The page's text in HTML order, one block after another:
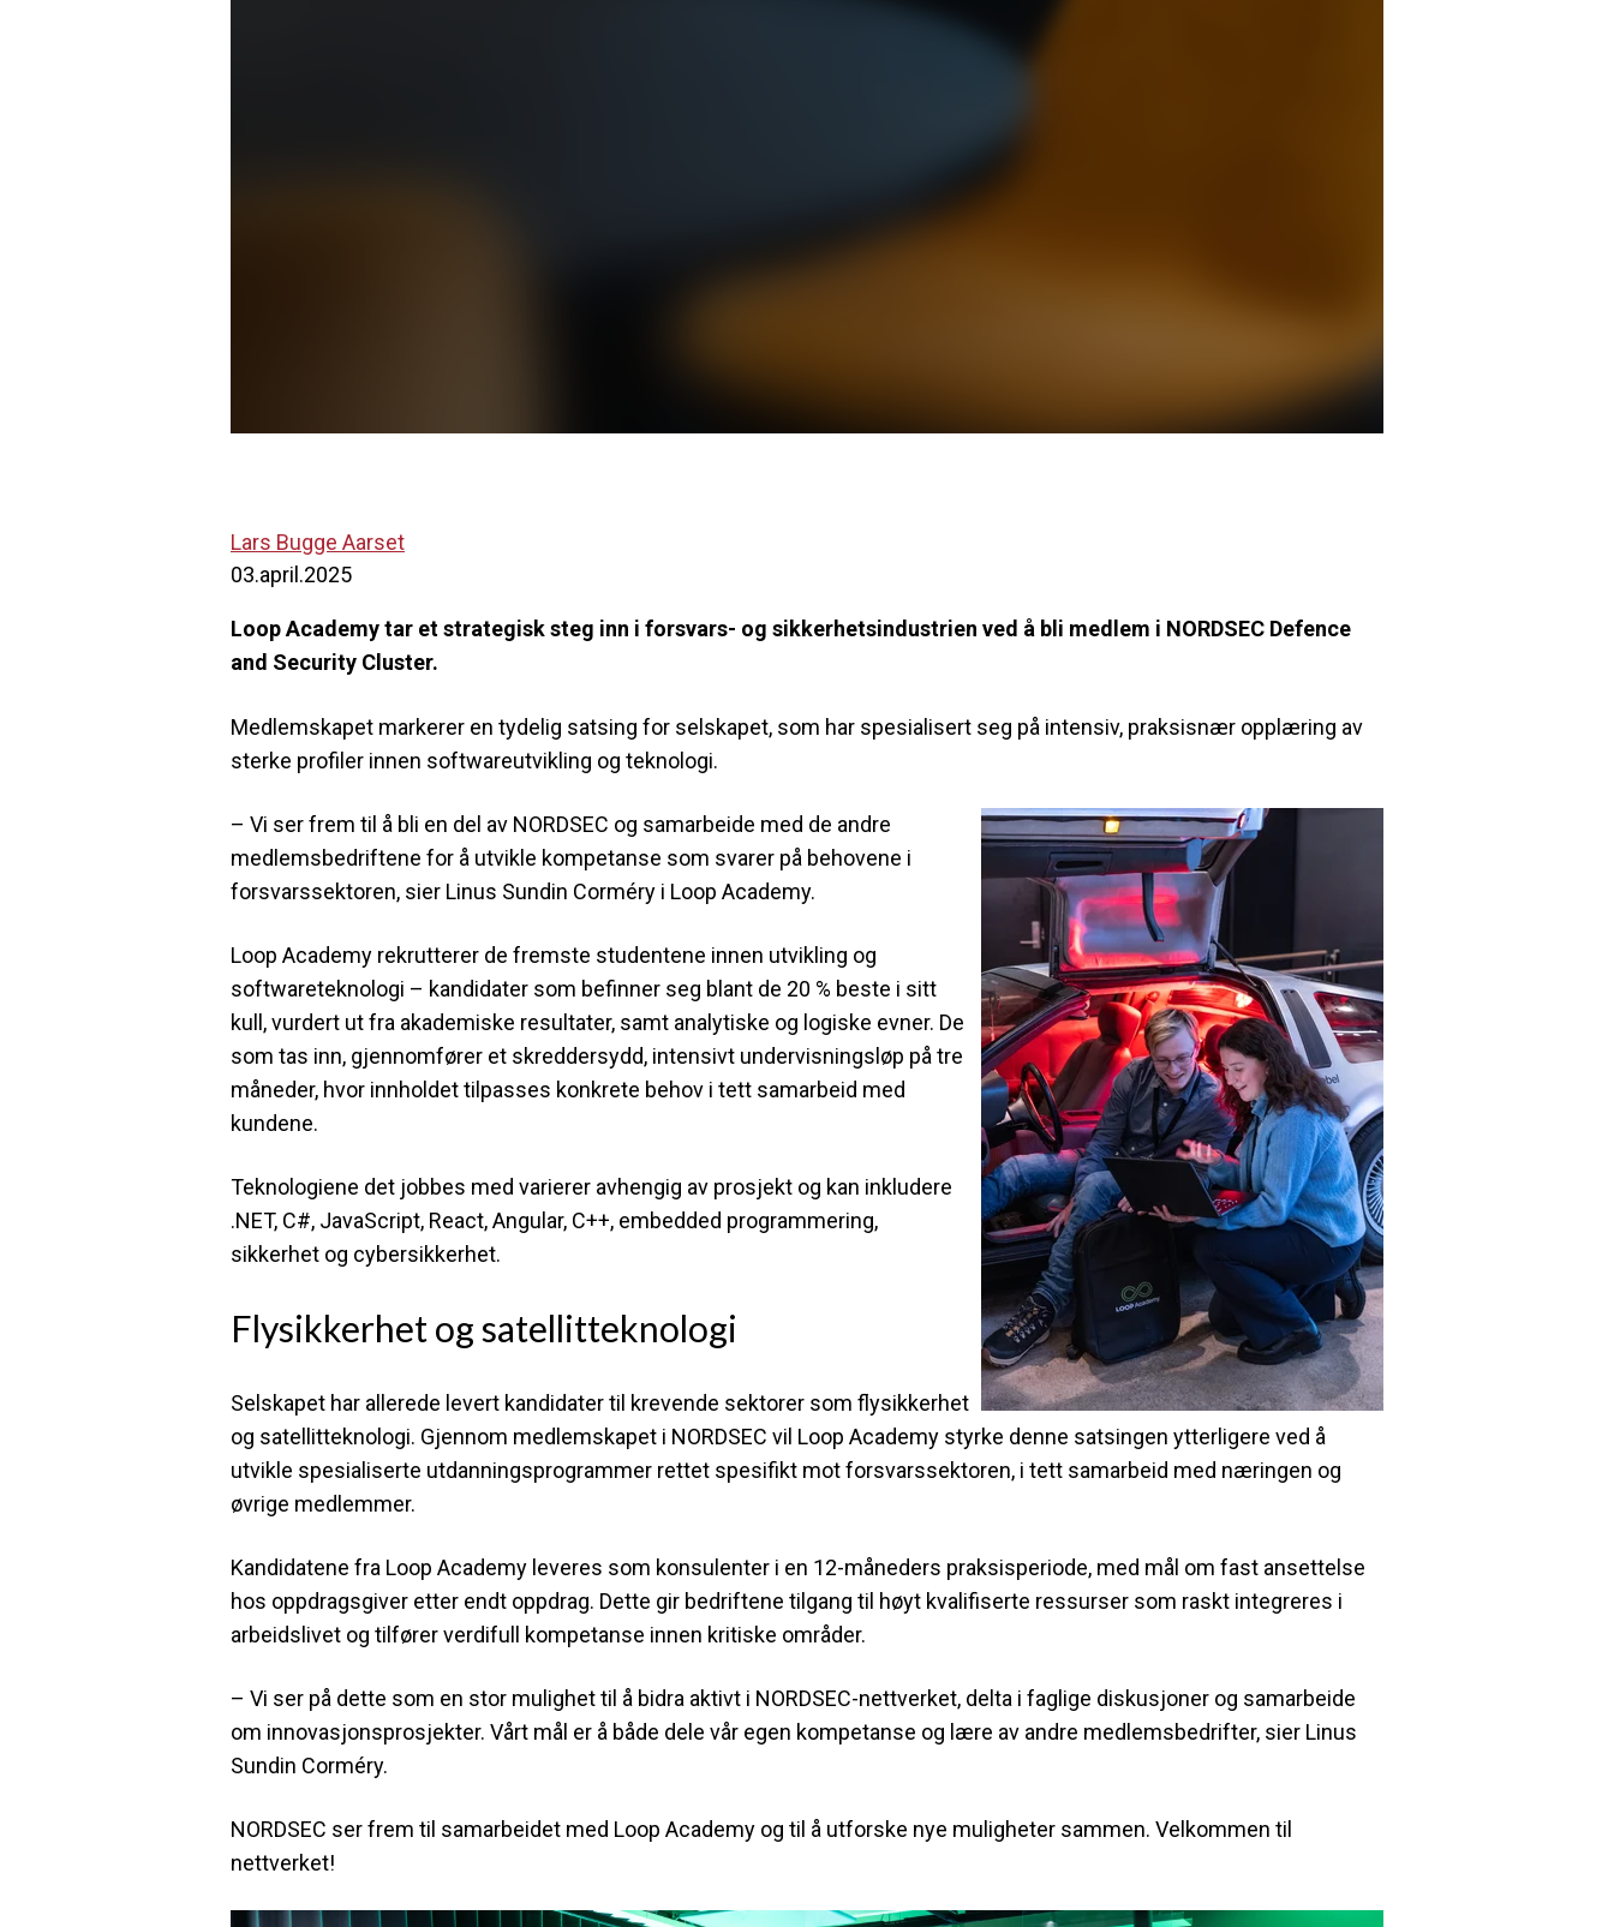
Lars Bugge Aarset
03.april.2025
Loop Academy tar et strategisk steg inn i forsvars- og sikkerhetsindustrien ved å bli medlem i NORDSEC Defence
and Security Cluster.
Medlemskapet markerer en tydelig satsing for selskapet, som har spesialisert seg på intensiv, praksisnær opplæring av
sterke profiler innen softwareutvikling og teknologi.
– Vi ser frem til å bli en del av NORDSEC og samarbeide med de andre
medlemsbedriftene for å utvikle kompetanse som svarer på behovene i
forsvarssektoren, sier Linus Sundin Corméry i Loop Academy.
Loop Academy rekrutterer de fremste studentene innen utvikling og
softwareteknologi – kandidater som befinner seg blant de 20 % beste i sitt
kull, vurdert ut fra akademiske resultater, samt analytiske og logiske evner. De
som tas inn, gjennomfører et skreddersydd, intensivt undervisningsløp på tre
måneder, hvor innholdet tilpasses konkrete behov i tett samarbeid med
kundene.
Teknologiene det jobbes med varierer avhengig av prosjekt og kan inkludere
.NET, C#, JavaScript, React, Angular, C++, embedded programmering,
sikkerhet og cybersikkerhet.
Flysikkerhet og satellitteknologi
Selskapet har allerede levert kandidater til krevende sektorer som flysikkerhet
og satellitteknologi. Gjennom medlemskapet i NORDSEC vil Loop Academy styrke denne satsingen ytterligere ved å
utvikle spesialiserte utdanningsprogrammer rettet spesifikt mot forsvarssektoren, i tett samarbeid med næringen og
øvrige medlemmer.
Kandidatene fra Loop Academy leveres som konsulenter i en 12-måneders praksisperiode, med mål om fast ansettelse
hos oppdragsgiver etter endt oppdrag. Dette gir bedriftene tilgang til høyt kvalifiserte ressurser som raskt integreres i
arbeidslivet og tilfører verdifull kompetanse innen kritiske områder.
– Vi ser på dette som en stor mulighet til å bidra aktivt i NORDSEC-nettverket, delta i faglige diskusjoner og samarbeide
om innovasjonsprosjekter. Vårt mål er å både dele vår egen kompetanse og lære av andre medlemsbedrifter, sier Linus
Sundin Corméry.
NORDSEC ser frem til samarbeidet med Loop Academy og til å utforske nye muligheter sammen. Velkommen til
nettverket!